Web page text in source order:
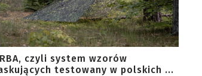
czyli system wzorów
testowany w polskich ...